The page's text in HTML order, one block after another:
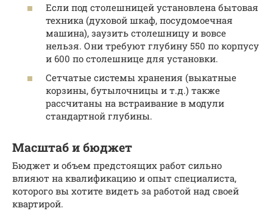
Если под столешницей установлена бытовая
техника (духовой шкаф, посудомоечная
машина), заузить столешницу и вовсе
нельзя. Они требуют глубину 550 по корпусу
и 600 по столешнице для установки.
Сетчатые системы хранения (выкатные
корзины, бутылочницы и т.д.) также
рассчитаны на встраивание в модули
стандартной глубины.
Масштаб и бюджет
Бюджет и объем предстоящих работ сильно
влияют на квалификацию и опыт специалиста,
которого вы хотите видеть за работой над своей
квартирой.